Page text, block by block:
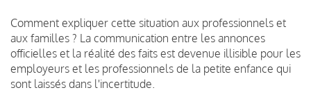
Comment expliquer cette situation aux professionnels et
aux familles ? La communication entre les annonces
officielles et la réalité des faits est devenue illisible pour les
employeurs et les professionnels de la petite enfance qui
sont laissés dans l'incertitude.